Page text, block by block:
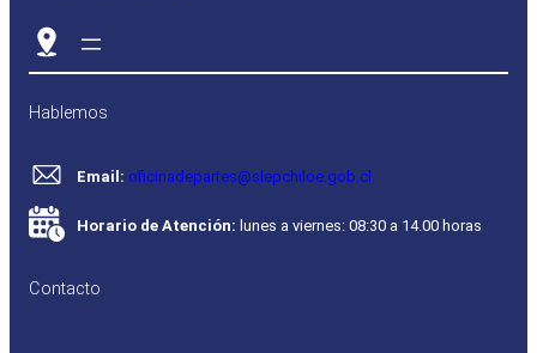
Hablemos
Email: oficinadepartes@slepchiloe.gob.cl
Horario de Atención: lunes a viernes: 08:30 a 14.00 horas
Contacto